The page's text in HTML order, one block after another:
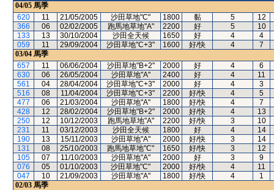
04/05 馬季
620
11 21/05/2005 沙田草地"C" 1800 黏 5
12
366
06 02/02/2005 跑馬地草地"A" 2200 好 5
10
133
13 30/10/2004 沙田全天候 1650 好 4
4
059
11 29/09/2004 沙田草地"C+3" 1600 好/快 4
7
03/04 馬季
657
11 06/06/2004 沙田草地"B+2" 2000 好 4
6
630
06 26/05/2004 沙田草地"A" 2400 好 4
11
561
04 28/04/2004 沙田草地"C+3" 2000 好 4
3
516
08 11/04/2004 沙田草地"C+3" 2200 好/快 4
5
477
06 21/03/2004 沙田草地"A" 1800 好/快 4
7
428
12 28/02/2004 沙田草地"B+2" 2000 好/快 4
13
250
12 10/12/2003 跑馬地草地"A" 2200 好/快 3
10
231
11 03/12/2003 沙田全天候 1800 好 4
14
190
13 15/11/2003 沙田草地"A" 2000 好/快 3
14
131
08 25/10/2003 跑馬地草地"C" 1650 好/快 3
12
105
07 11/10/2003 沙田草地"A" 2000 好 3
9
076
05 01/10/2003 沙田草地"C" 2000 好/快 4
11
047
10 21/09/2003 沙田草地"A" 1800 好/快 4
1
02/03 馬季